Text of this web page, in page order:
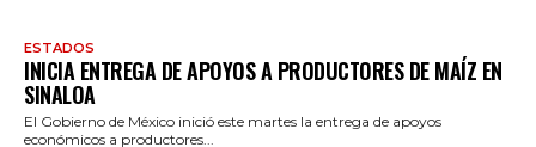
ESTADOS
INICIA ENTREGA DE APOYOS A PRODUCTORES DE MAÍZ EN
SINALOA
El Gobierno de México inició este martes la entrega de apoyos
económicos a productores...